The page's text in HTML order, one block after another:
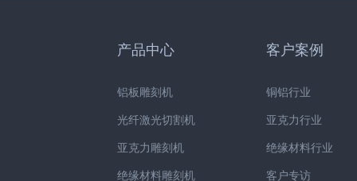
产品中心
铝板雕刻机
光纤激光切割机
亚克力雕刻机
绝缘材料雕刻机
客户案例
铜铝行业
亚克力行业
绝缘材料行业
客户专访